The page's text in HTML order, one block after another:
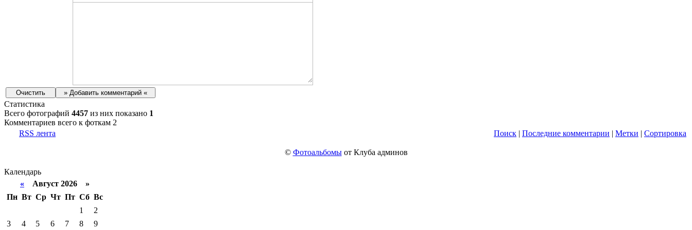
Статистика
Всего фотографий 4457 из них показано 1
Комментариев всего к фоткам 2
RSS лента
Поиск | Последние комментарии | Метки | Сортировка
© Фотоальбомыот Клуба админов
Календарь
« Август 2026 »
Пн Вт Ср Чт Пт Сб Вс
1
2
3
4 5 6 7 8 9